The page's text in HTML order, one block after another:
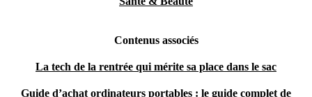
Contenus associés
La tech de la rentrée qui mérite sa place dans le sac
Guide d’achat ordinateurs portables : le guide complet de